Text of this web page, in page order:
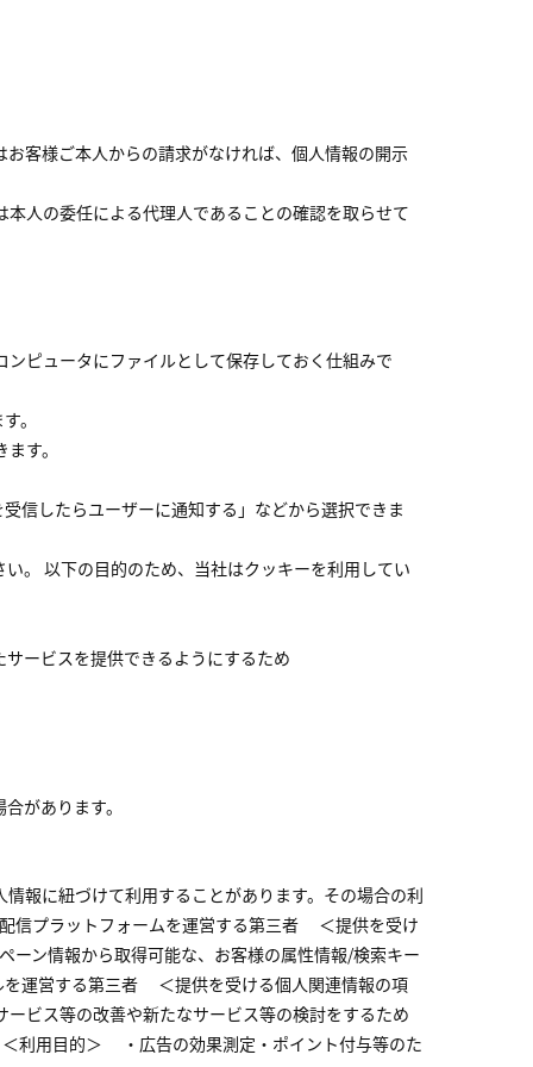
客様ご本人からの請求がなければ、個人情報の開示
人の委任による代理人であることの確認を取らせて
ピュータにファイルとして保存しておく仕組みで
。
す。
信したらユーザーに通知する」などから選択できま
。 以下の目的のため、当社はクッキーを利用してい
ービスを提供できるようにするため
があります。
報に紐づけて利用することがあります。その場合の利
信プラットフォームを運営する第三者 ＜提供を受け
ン情報から取得可能な、お客様の属性情報/検索キー
運営する第三者 ＜提供を受ける個人関連情報の項
ス等の改善や新たなサービス等の検討をするため
利用目的＞ ・広告の効果測定・ポイント付与等のた